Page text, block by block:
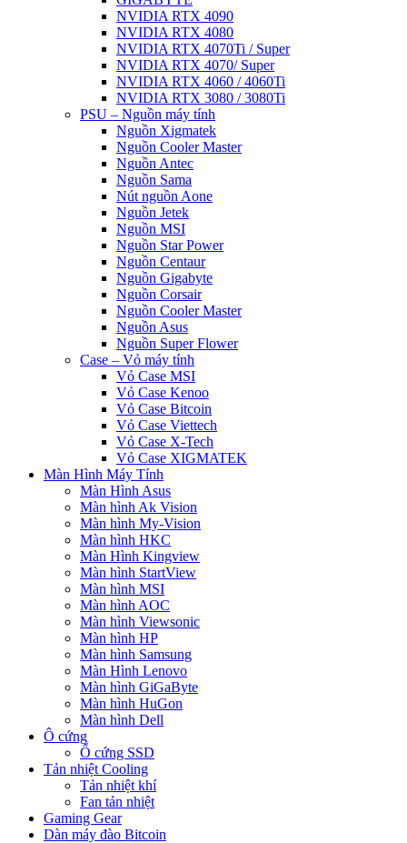
NVIDIA RTX 4090
NVIDIA RTX 4080
NVIDIA RTX 4070Ti / Super
NVIDIA RTX 4070/ Super
NVIDIA RTX 4060 / 4060Ti
NVIDIA RTX 3080 / 3080Ti
PSU – Nguồn máy tính
Nguồn Xigmatek
Nguồn Cooler Master
Nguồn Antec
Nguồn Sama
Nút nguồn Aone
Nguồn Jetek
Nguồn MSI
Nguồn Star Power
Nguồn Centaur
Nguồn Gigabyte
Nguồn Corsair
Nguồn Cooler Master
Nguồn Asus
Nguồn Super Flower
Case – Vỏ máy tính
Vỏ Case MSI
Vỏ Case Kenoo
Vỏ Case Bitcoin
Vỏ Case Viettech
Vỏ Case X-Tech
Vỏ Case XIGMATEK
Màn Hình Máy Tính
Màn Hình Asus
Màn hình Ak Vision
Màn hình My-Vision
Màn hình HKC
Màn Hình Kingview
Màn hình StartView
Màn hình MSI
Màn hình AOC
Màn hình Viewsonic
Màn hình HP
Màn hình Samsung
Màn Hình Lenovo
Màn hình GiGaByte
Màn hình HuGon
Màn hình Dell
Ô cứng
Ổ cứng SSD
Tản nhiệt Cooling
Tản nhiệt khí
Fan tản nhiệt
Gaming Gear
Dàn máy đào Bitcoin